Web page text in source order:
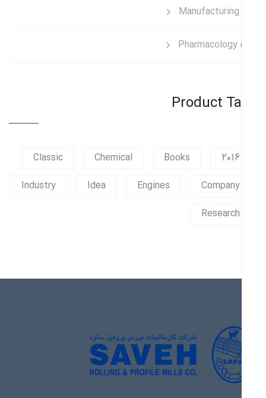
Manufacturing
Pharmacology
Product
Books
Chemical
Classic
Company
Engines
Industry
Research